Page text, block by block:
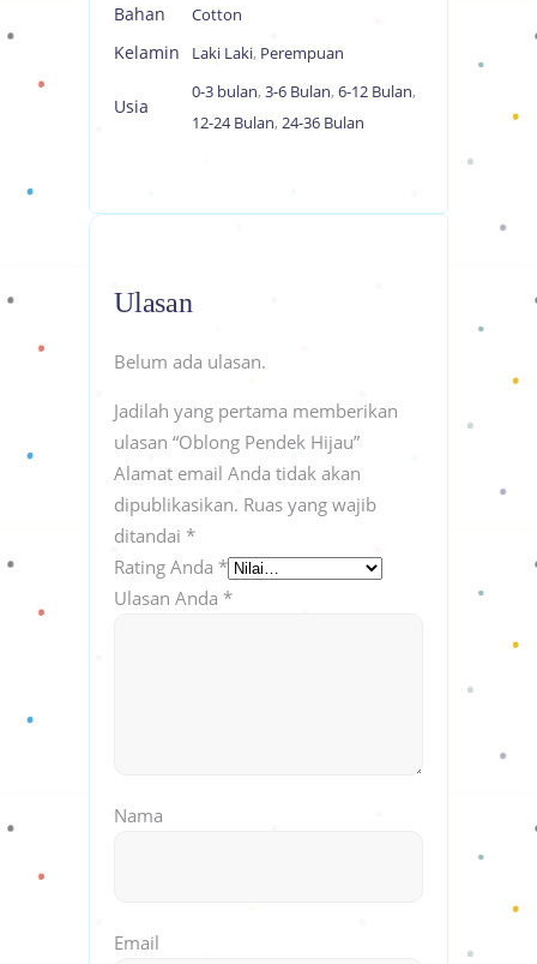
Bahan Cotton
Kelamin Laki Laki, Perempuan
Usia
0-3 bulan, 3-6 Bulan, 6-12 Bulan,
12-24 Bulan, 24-36 Bulan
Ulasan
Belum ada ulasan.
Jadilah yang pertama memberikan
ulasan “Oblong Pendek Hijau”
Alamat email Anda tidak akan
dipublikasikan. Ruas yang wajib
ditandai *
Rating Anda *
Ulasan Anda *
Nama
Email